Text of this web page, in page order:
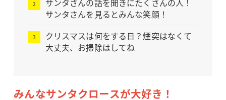
サンタさんの話を聞きにたくさんの人！
サンタさんを見るとみんな笑顔！
クリスマスは何をする日？煙突はなくて
大丈夫、お掃除はしてね
みんなサンタクロースが大好き！